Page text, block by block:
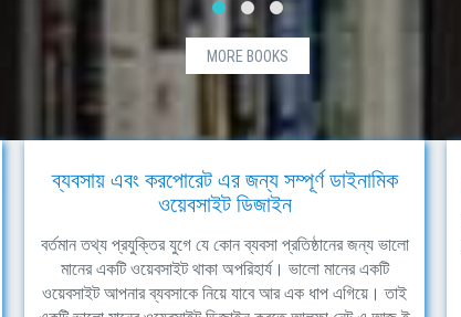
MORE BOOKS
ব্যবসায় এবং করপোরেট এর জন্য সম্পূর্ণ ডাইনামিক
ওয়েবসাইট ডিজাইন
বর্তমান তথ্য প্রযুক্তির যুগে যে কোন ব্যবসা প্রতিষ্ঠানের জন্য ভালো
মানের একটি ওয়েবসাইট থাকা অপরিহার্য। ভালো মানের একটি
ওয়েবসাইট আপনার ব্যবসাকে নিয়ে যাবে আর এক ধাপ এগিয়ে। তাই